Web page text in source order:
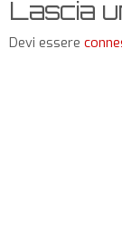
Lascia
Devi essere